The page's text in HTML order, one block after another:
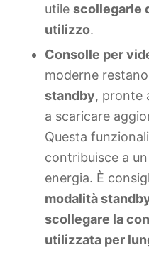
utile scollegarle
utilizzo.
Consolle per
moderne
standby, pronte
a scaricare
Questa
contribuisce a
energia. È
modalità
scollegare la
utilizzata per